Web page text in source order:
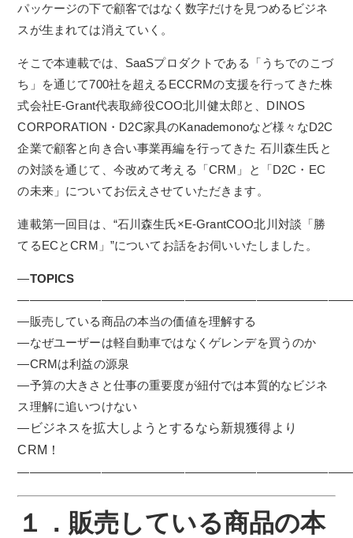
パッケージの下で顧客ではなく数字だけを見つめるビジネ
スが生まれては消えていく。
そこで本連載では、SaaSプロダクトである「うちでのこづ
ち」を通じて700社を超えるECCRMの支援を行ってきた株
式会社E-Grant代表取締役COO北川健太郎と、DINOS
CORPORATION・D2C家具のKanademonoなど様々なD2C
企業で顧客と向き合い事業再編を行ってきた 石川森生氏と
の対談を通じて、今改めて考える「CRM」と「D2C・EC
の未来」についてお伝えさせていただきます。
連載第一回目は、“石川森生氏×E-GrantCOO北川対談「勝
てるECとCRM」”についてお話をお伺いいたしました。
—TOPICS
―販売している商品の本当の価値を理解する
―なぜユーザーは軽自動車ではなくゲレンデを買うのか
―CRMは利益の源泉
―予算の大きさと仕事の重要度が紐付では本質的なビジネ
ス理解に追いつけない
― ビジネスを拡大しようとするなら新規獲得より
CRM！
１．販売している商品の本